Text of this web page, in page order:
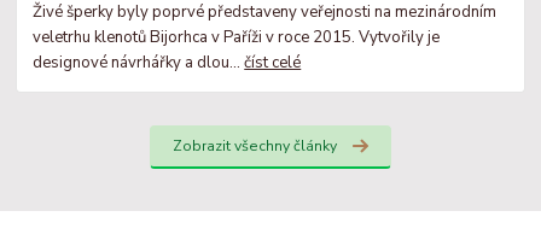
Živé šperky byly poprvé představeny veřejnosti na mezinárodním
veletrhu klenotů Bijorhca v Paříži v roce 2015. Vytvořily je
designové návrhářky a dlou...číst celé
Zobrazit všechny články